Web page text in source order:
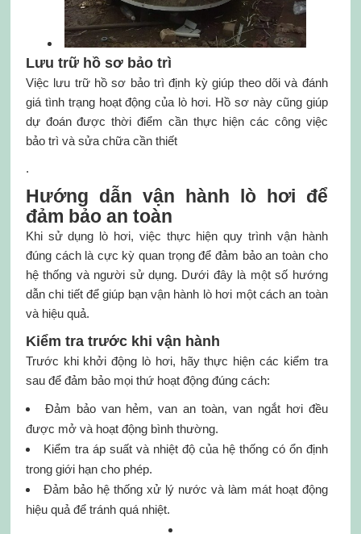
Lưu trữ hồ sơ bảo trì
Việc lưu trữ hồ sơ bảo trì định kỳ giúp theo dõi và đánh
giá tình trạng hoạt động của lò hơi. Hồ sơ này cũng giúp
dự đoán được thời điểm cần thực hiện các công việc
bảo trì và sửa chữa cần thiết
.
Hướng dẫn vận hành lò hơi để
đảm bảo an toàn
Khi sử dụng lò hơi, việc thực hiện quy trình vận hành
đúng cách là cực kỳ quan trọng để đảm bảo an toàn cho
hệ thống và người sử dụng. Dưới đây là một số hướng
dẫn chi tiết để giúp bạn vận hành lò hơi một cách an toàn
và hiệu quả.
Kiểm tra trước khi vận hành
Trước khi khởi động lò hơi, hãy thực hiện các kiểm tra
sau để đảm bảo mọi thứ hoạt động đúng cách:
Đảm bảo van hẻm, van an toàn, van ngắt hơi đều
được mở và hoạt động bình thường.
Kiểm tra áp suất và nhiệt độ của hệ thống có ổn định
trong giới hạn cho phép.
Đảm bảo hệ thống xử lý nước và làm mát hoạt động
hiệu quả để tránh quá nhiệt.